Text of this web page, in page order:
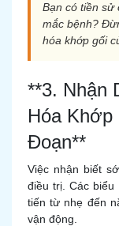
Bạn có tiền sử
mắc bệnh?
hóa khớp gối
**3. Nhận
Hóa Khớp
Đoạn**
Việc nhận biết
điều trị. Các biểu
tiến từ nhẹ đến
vận động.